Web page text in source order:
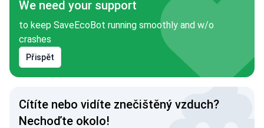
We need your support
to keep SaveEcoBot running smoothly and w/o
crashes
Přispět
Cítíte nebo vidíte znečištěný vzduch?
Nechoďte okolo!